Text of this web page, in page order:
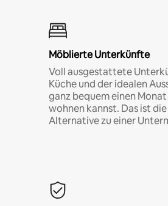
Möblierte Unterkünfte
Voll ausgestattete
Küche und der idealen
ganz bequem einen
wohnen kannst. Das ist
Alternative zu einer